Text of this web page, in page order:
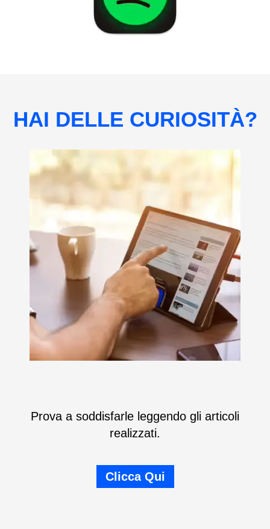
HAI DELLE CURIOSITÀ?
Prova a soddisfarle leggendo gli articoli
realizzati.
Clicca Qui